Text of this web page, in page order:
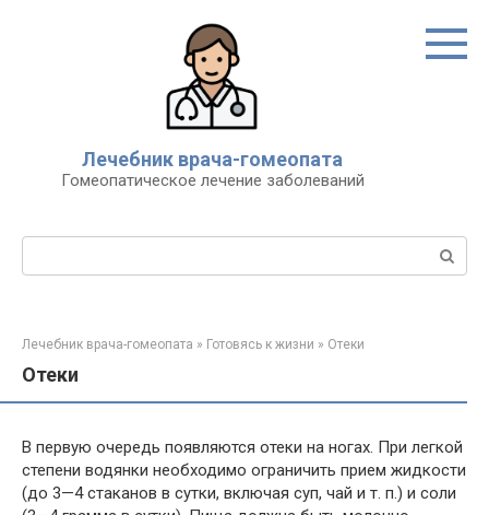
Лечебник врача-гомеопата
Гомеопатическое лечение заболеваний
Поиск:
Лечебник врача-гомеопата » Готовясь к жизни » Отеки
Отеки
В первую очередь появляются отеки на ногах. При легкой
степени водянки необходимо ограничить прием жидкости
(до 3—4 стаканов в сутки, включая суп, чай и т. п.) и соли